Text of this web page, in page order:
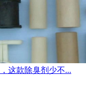
这款除臭剂少不...